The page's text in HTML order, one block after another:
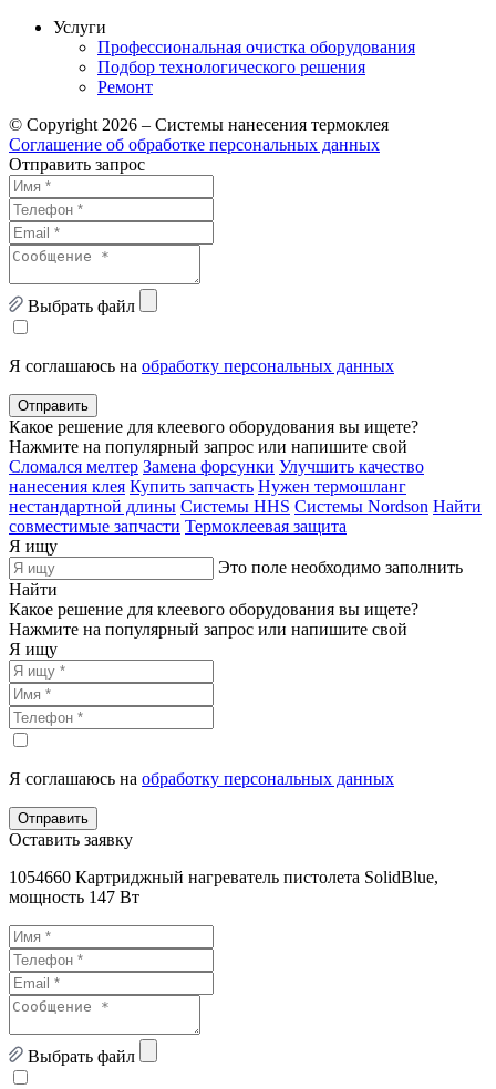
Услуги
Профессиональная очистка оборудования
Подбор технологического решения
Ремонт
© Copyright 2026 – Системы нанесения термоклея
Соглашение об обработке персональных данных
Отправить запрос
Выбрать файл
Я соглашаюсь на обработку персональных данных
Отправить
Какое решение для клеевого оборудования вы ищете?
Нажмите на популярный запрос или напишите свой
Сломался мелтер Замена форсунки Улучшить качество
нанесения клея Купить запчасть Нужен термошланг
нестандартной длины Системы HHS Системы Nordson Найти
совместимые запчасти Термоклеевая защита
Я ищу
Это поле необходимо заполнить
Найти
Какое решение для клеевого оборудования вы ищете?
Нажмите на популярный запрос или напишите свой
Я ищу
Я соглашаюсь на обработку персональных данных
Отправить
Оставить заявку
1054660 Картриджный нагреватель пистолета SolidBlue,
мощность 147 Вт
Выбрать файл